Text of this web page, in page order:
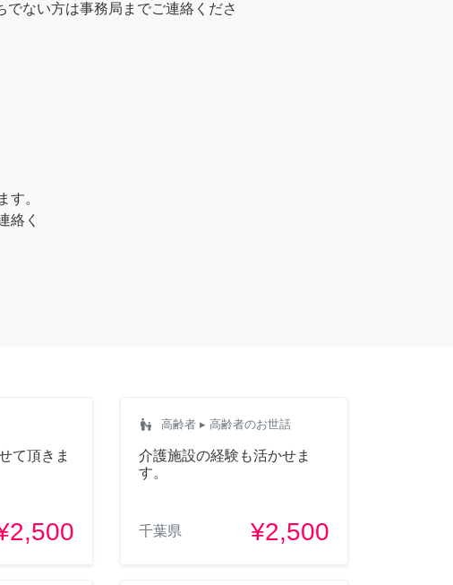
でない方は事務局までご連絡くださ
す。
絡く
て頂きま
escalator_warning 高齢者 ▸ 高齢者のお世話
介護施設の経験も活かせま
す。
千葉県 ¥2,500